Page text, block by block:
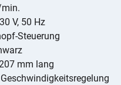
V, 50 Hz
Steuerung
mm lang